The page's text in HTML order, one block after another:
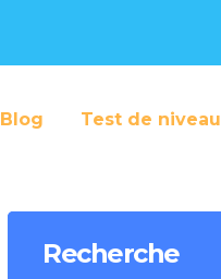
Blog Test de niveau
Recherche